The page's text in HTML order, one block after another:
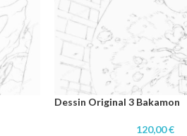
Dessin Original 3 Bakamon
120,00€